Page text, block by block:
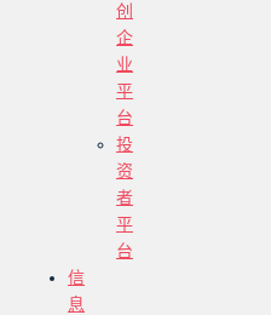
创
企
业
平
台
投
资
者
平
台
信
息